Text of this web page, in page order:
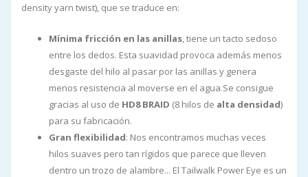
density yarn twist), que se traduce en:
Mínima fricción en las anillas, tiene un tacto sedoso
entre los dedos. Esta suavidad provoca además menos
desgaste del hilo al pasar por las anillas y genera
menos resistencia al moverse en el agua.Se consigue
gracias al uso de HD8 BRAID (8 hilos de alta densidad)
para su fabricación.
Gran flexibilidad: Nos encontramos muchas veces
hilos suaves pero tan rígidos que parece que lleven
dentro un trozo de alambre... El Tailwalk Power Eye es un